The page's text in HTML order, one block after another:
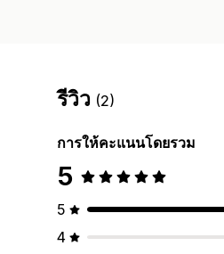
รีวิว (2)
การให้คะแนนโดยรวม
5
5
4